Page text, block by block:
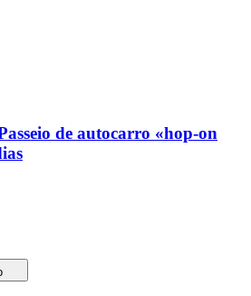
de autocarro «hop-on